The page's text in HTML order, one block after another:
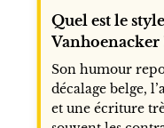
Quel est le
Vanhoenacker
Son humour
décalage belge,
et une écriture